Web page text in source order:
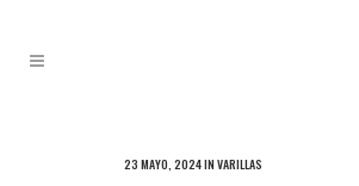
23 MAYO, 2024IN VARILLAS